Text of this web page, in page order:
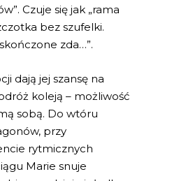
Czuje się jak „rama
bez szufelki.
zda…”.
dają jej szansę na
koleją – możliwość
sobą. Do wtóru
przy
rytmicznych
Marie snuje